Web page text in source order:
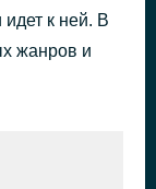
идет к ней. В
жанров и